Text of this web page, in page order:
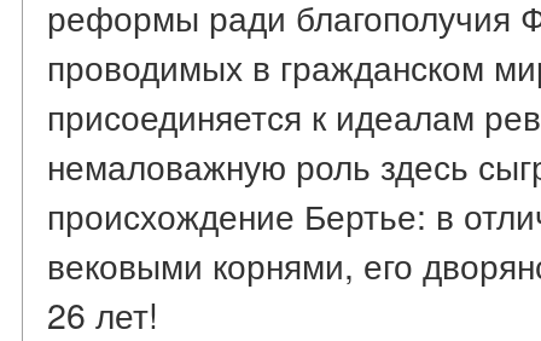
реформы ради благополучия
проводимых в гражданском
присоединяется к идеалам
немаловажную роль здесь
происхождение Бертье: в
вековыми корнями, его
26 лет!